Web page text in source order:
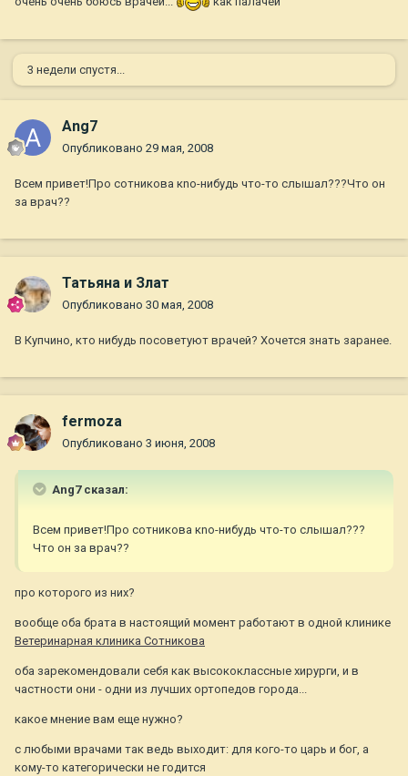
3 недели спустя...
Ang7
Опубликовано 29 мая, 2008
Всем привет!Про сотникова кnо-нибудь что-то слышал???Что он
за врач??
Татьяна и Злат
Опубликовано 30 мая, 2008
В Купчино, кто нибудь посоветуют врачей? Хочется знать заранее.
fermoza
Опубликовано 3 июня, 2008
Ang7 сказал:
Всем привет!Про сотникова кnо-нибудь что-то слышал???
Что он за врач??
про которого из них?
вообще оба брата в настоящий момент работают в одной клинике
Ветеринарная клиника Сотникова
оба зарекомендовали себя как высококлассные хирурги, и в
частности они - одни из лучших ортопедов города...
какое мнение вам еще нужно?
с любыми врачами так ведь выходит: для кого-то царь и бог, а
кому-то категорически не годится